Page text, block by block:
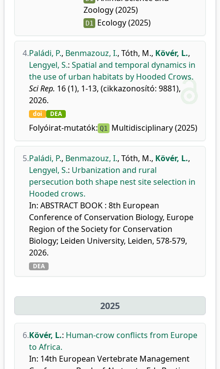
Zoology (2025)
D1 Ecology (2025)
4.Paládi, P., Benmazouz, I., Tóth, M., Kövér, L.,
Lengyel, S.: Spatial and temporal dynamics in
the use of urban habitats by Hooded Crows.
Sci Rep. 16 (1), 1-13, (cikkazonosító: 9881),
2026.
doi DEA
Folyóirat-mutatók: Q1 Multidisciplinary (2025)
5.Paládi, P., Benmazouz, I., Tóth, M., Kövér, L.,
Lengyel, S.: Urbanization and rural
persecution both shape nest site selection in
Hooded crows.
In: ABSTRACT BOOK : 8th European
Conference of Conservation Biology, Europe
Region of the Society for Conservation
Biology; Leiden University, Leiden, 578-579,
2026.
DEA
2025
6.Kövér, L.: Human-crow conflicts from Europe
to Africa.
In: 14th European Vertebrate Management